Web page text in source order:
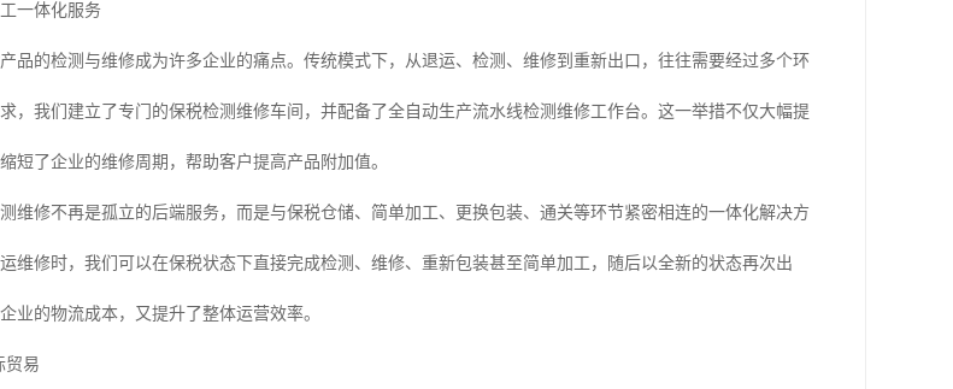
一体化服务
品的检测与维修成为许多企业的痛点。传统模式下，从退运、检测、维修到重新出口，往往需要经过多个环
，我们建立了专门的保税检测维修车间，并配备了全自动生产流水线检测维修工作台。这一举措不仅大幅提
短了企业的维修周期，帮助客户提高产品附加值。
维修不再是孤立的后端服务，而是与保税仓储、简单加工、更换包装、通关等环节紧密相连的一体化解决方
维修时，我们可以在保税状态下直接完成检测、维修、重新包装甚至简单加工，随后以全新的状态再次出
业的物流成本，又提升了整体运营效率。
贸易